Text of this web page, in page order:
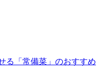
る「常備菜」のおすすめ